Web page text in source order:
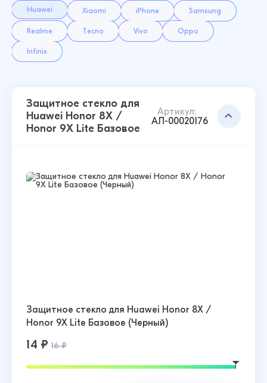
Huawei Xiaomi iPhone Samsung
Realme Tecno Vivo Oppo
Infinix
Защитное стекло для
Huawei Honor 8X /
Honor 9X Lite Базовое
Артикул:
АЛ-00020176
Защитное стекло для Huawei Honor 8X /
Honor 9X Lite Базовое (Черный)
14 ₽ 16 ₽